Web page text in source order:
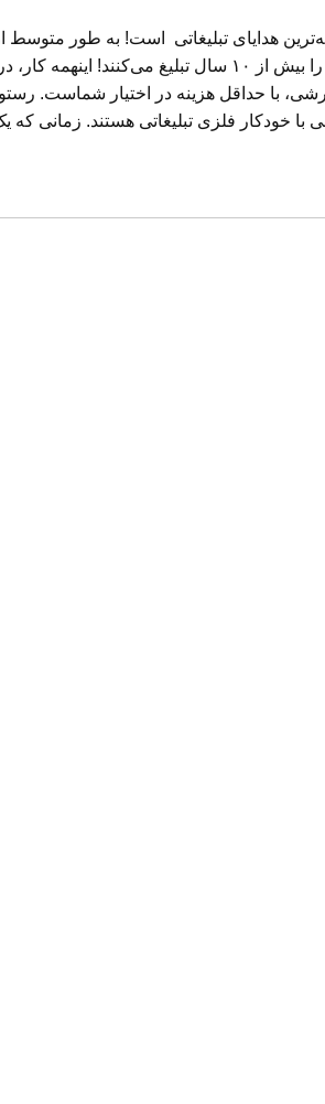
سال استفاده کنند! این به این معنی است که خودکار فلزی
با حداقل هزینه در اختیار شماست.
خودکار فلزی تبلیغاتی هستند. زمانی که